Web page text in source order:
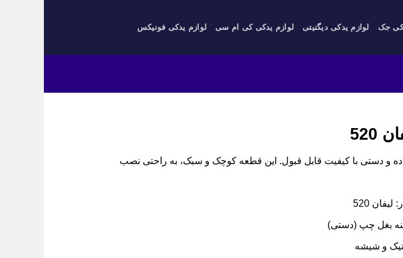
جک لوازم یدکی دیگنیتی لوازم یدکی کی ام سی لوازم یدکی فونیکس
بغل چپ لیفان 520 ساده و دستی با کیفیت قابل قبول. این قطعه کوچک و سبک، به راحتی نصب
520
بغل چپ (دستی)
و شیشه